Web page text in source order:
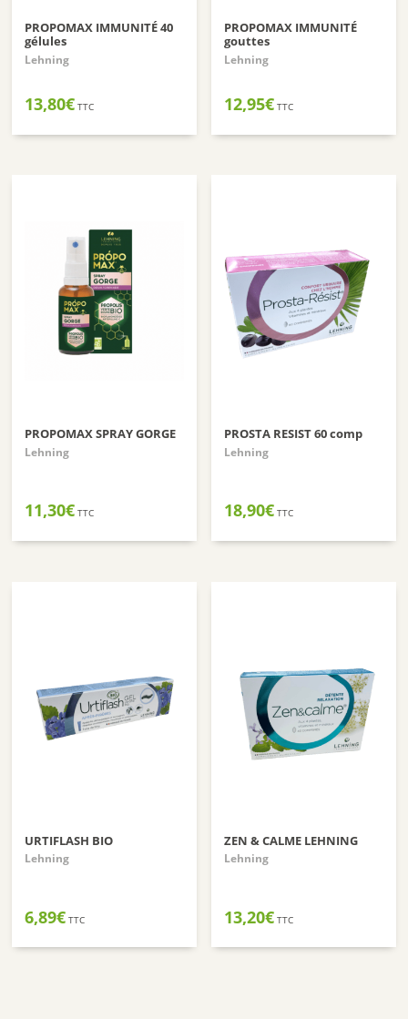
PROPOMAX IMMUNITÉ 40
gélules
Lehning
13,80€ TTC
PROPOMAX IMMUNITÉ
gouttes
Lehning
12,95€ TTC
PROPOMAX SPRAY GORGE
Lehning
11,30€ TTC
PROSTA RESIST 60 comp
Lehning
18,90€ TTC
URTIFLASH BIO
Lehning
6,89€ TTC
ZEN & CALME LEHNING
Lehning
13,20€ TTC